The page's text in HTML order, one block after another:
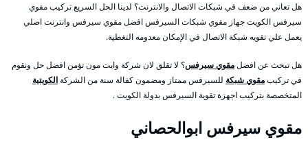
هل تعاني من ضعف في شبكات الاتصال والانترنت؟ لدينا الحل السريع تركيب مقوي
سيرفس الكويت جهاز مقوي شبكات السيرفس افضل مقوي سيرفس وانترنت اصلي
يعمل علي تقويه شبكة الاتصال في الإمكان معدومه التغطية.
هل تبحث عن افضلمقوي سيرفس؟ لا تقلق لان شركة وايت مون تؤمن افضل حل ونقوم
في تركيبمقوي شبكة للسيرفس ممتاز ومضمون كفالة سنة من الشركةالكويتية
المتخصصة بتركيب اجهزة تقوية السيرفس بدولة الكويت .
مقوي سيرفس ابوالحصاني